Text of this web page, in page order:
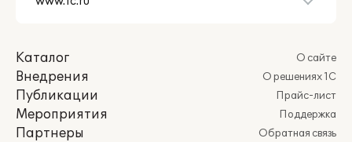
Каталог
Внедрения
Публикации
Мероприятия
Партнеры
О сайте
О решениях 1С
Прайс-лист
Поддержка
Обратная связь